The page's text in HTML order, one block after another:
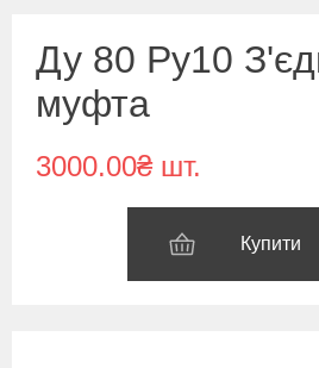
Ду 80 Ру10
муфта
3000.00₴ шт.
Купити